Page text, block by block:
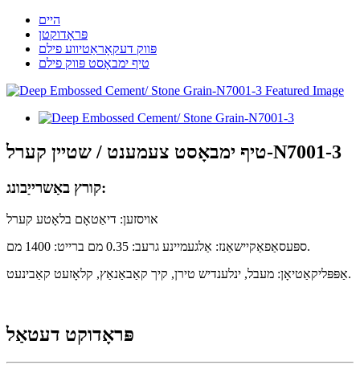
היים
פּראָדוקטן
פּווק דעקאָראַטיווע פילם
טיף ימבאָסט פּווק פילם
טיף ימבאָסט צעמענט / שטיין קערל-N7001-3
קורץ באַשרייַבונג:
אויסזען: דיאַטאָם בלאָטע קערל
ספּעסאַפאַקיישאַנז: אַלגעמיינע גרעב: 0.35 מם ברייט: 1400 מם.
אַפּפּליקאַטיאָן: מעבל, ינלענדיש טירן, קיך קאַבאַנאַץ, קלאָזעט קאַבינעט.
פּראָדוקט דעטאַל